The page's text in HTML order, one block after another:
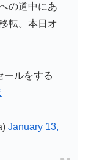
の道中にあ
転。本日オ
ールをする
January 13,